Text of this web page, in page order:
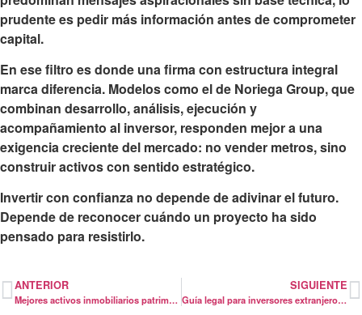
prudente es pedir más información antes de comprometer
capital.
En ese filtro es donde una firma con estructura integral
marca diferencia. Modelos como el de Noriega Group, que
combinan desarrollo, análisis, ejecución y
acompañamiento al inversor, responden mejor a una
exigencia creciente del mercado: no vender metros, sino
construir activos con sentido estratégico.
Invertir con confianza no depende de adivinar el futuro.
Depende de reconocer cuándo un proyecto ha sido
pensado para resistirlo.
ANTERIOR
Mejores activos inmobiliarios patrimoniales
SIGUIENTE
Guía legal para inversores extranjeros en RD